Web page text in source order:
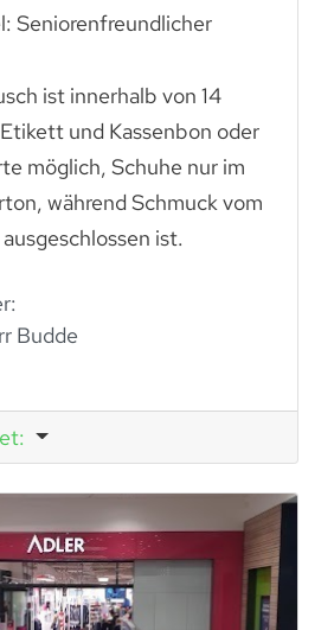
Seniorenfreundlicher
ist innerhalb von 14
und Kassenbon oder
möglich, Schuhe nur im
während Schmuck vom
ist.
Budde
: